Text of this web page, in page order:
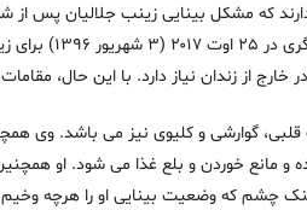
دارند که مشکل بینایی زینب جلالیان پس
عفو بین‌الملل
از زندان نیاز دارد. با این حال،
گوارشی و کلیوی نیز می باشد. وی
و مانع خوردن و بلع غذا می شود. او
چشم که وضعیت بینایی او را هرچه وخیم